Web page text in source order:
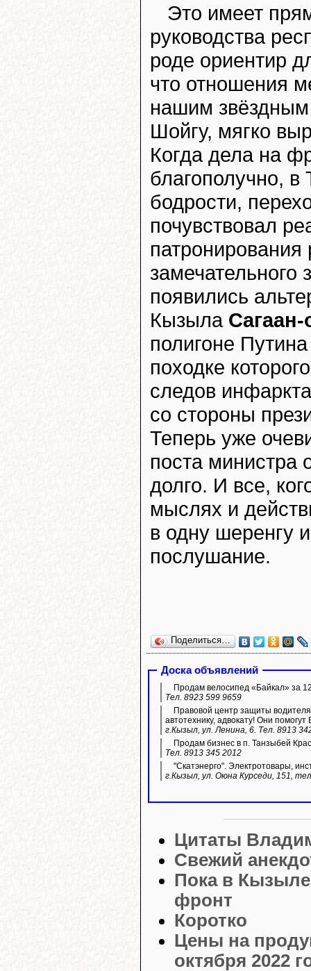
Это имеет
руководства
роде ориентир
что отношения
нашим
Шойгу, мягко
Когда дела на
благополучно, в
бодрости,
почувствовал
замечательного
появились
Кызыла Сагаан-
полигоне
походке
следов
со стороны
Теперь уже
поста министра
долго. И все,
мыслях и
в одну шеренгу
послушание.
Поделиться…
Доска объявлений
Продам велосипед «Байкал» за
Тел. 8923 599 9659
Правовой центр защиты
автотехнику, адвокату! Они
г.Кызыл, ул. Ленина, 6. Тел. 8913
Продам бизнес в п. Танзыбей
Тел. 8913 345 2012
"Скатэнерго". Электротовары,
г.Кызыл, ул. Оюна Курседи, 151,
Цитаты
Свежий
Пока в Кызыле
фронт
Коротко
Цены на
октября 2022